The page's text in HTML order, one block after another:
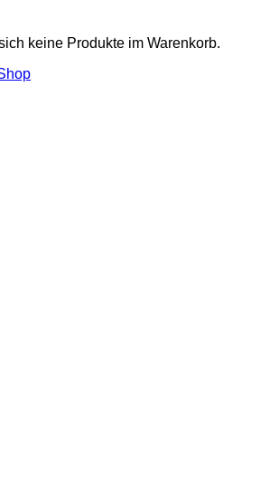
keine Produkte im Warenkorb.